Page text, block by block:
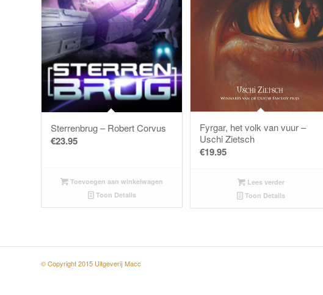
Sterrenbrug – Robert Corvus
€23.95
Toevoegen aan winkelwagen
Toon Details
Fyrgar, het volk van vuur –
Uschi Zietsch
€19.95
Lees verder
Toon Details
© Copyright 2015 Uitgeverij Macc